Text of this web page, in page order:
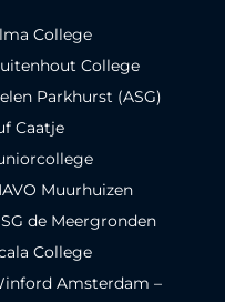
College
College
Parkhurst (ASG)
Caatje
Muurhuizen
de Meergronden
College
Amsterdam –